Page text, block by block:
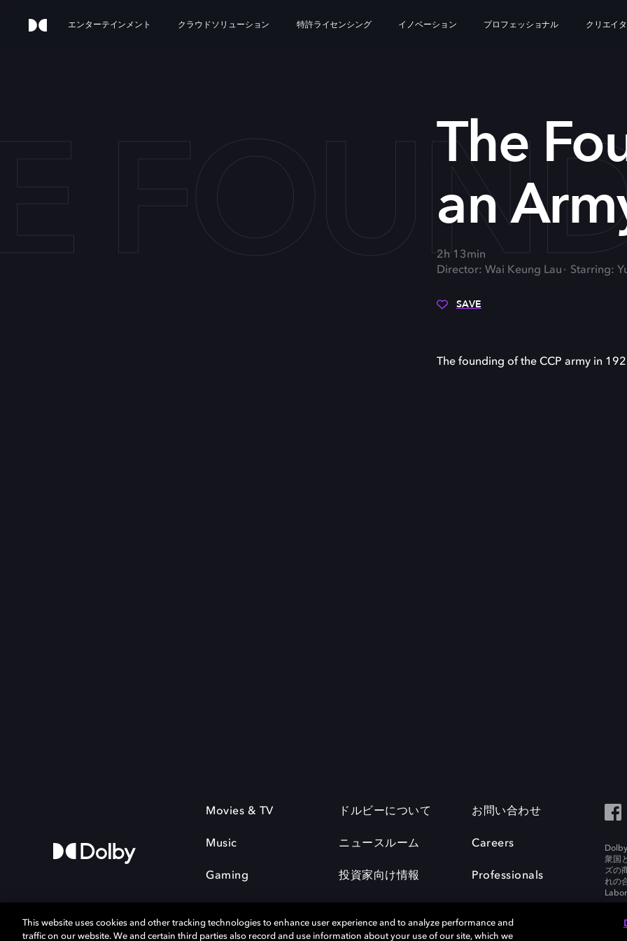
エンターテインメント クラウドソリューション 特許ライセンシング イノベーション プロフェッショナル クリエイ
The
an
2h 13min
Director: Wai Keung Lau
Starring:
SAVE
The founding of the CCP army in
Movies & TV
Music
Gaming
ドルビーについて
ニュースルーム
投資家向け情報
お問い合わせ
Careers
Professionals
衆国
ズの
れの
This website uses cookies and other tracking technologies to enhance user experience and to analyze performance and
traffic on our website. We and certain third parties also record and use information about your use of our site, which we